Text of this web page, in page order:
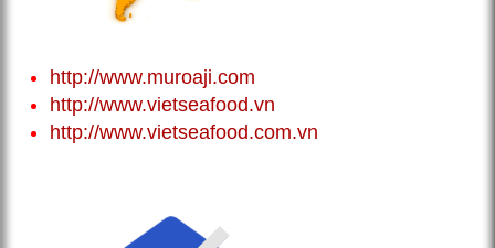
http://www.muroaji.com
http://www.vietseafood.vn
http://www.vietseafood.com.vn